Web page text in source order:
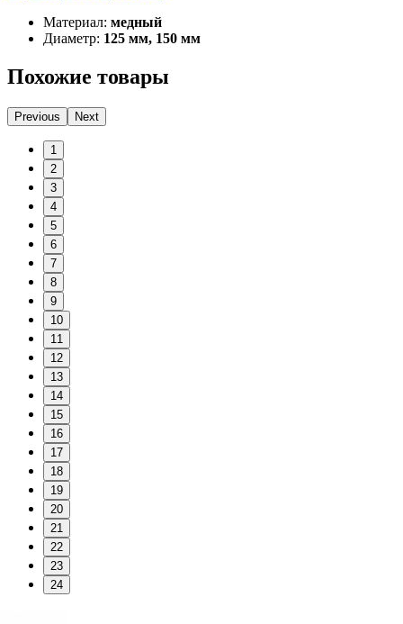
Материал: медный
Диаметр: 125 мм, 150 мм
Похожие товары
Previous Next
1
2
3
4
5
6
7
8
9
10
11
12
13
14
15
16
17
18
19
20
21
22
23
24